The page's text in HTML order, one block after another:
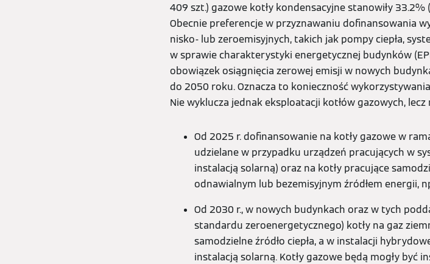
409 szt.) gazowe kotły kondensacyjne stanowiły
Obecnie preferencje w przyznawaniu dofinansowania
nisko- lub zeroemisyjnych, takich jak pompy ciepła,
w sprawie charakterystyki energetycznej budynków
obowiązek osiągnięcia zerowej emisji w nowych
do 2050 roku. Oznacza to konieczność
Nie wyklucza jednak eksploatacji kotłów gazowych,
Od 2025 r. dofinansowanie na kotły gazowe w
udzielane w przypadku urządzeń pracujących w
instalacją solarną) oraz na kotły pracujące
odnawialnym lub bezemisyjnym źródłem energii,
Od 2030 r., w nowych budynkach oraz w tych
standardu zeroenergetycznego) kotły na gaz
samodzielne źródło ciepła, a w instalacji
instalacją solarną. Kotły gazowe będą mogły